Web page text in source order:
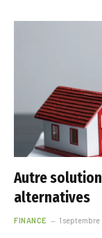
Autre
alternatives
FINANCE 1